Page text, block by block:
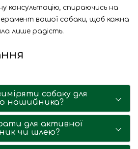
консультацію, спираючись на
вашої собаки, щоб кожна
лише радість.
собаку для
нашийника?
для активної
чи шлею?